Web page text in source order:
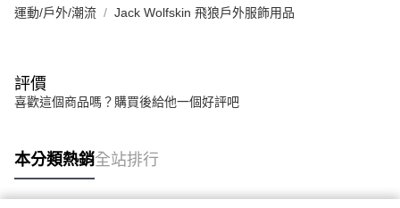
運動/戶外/潮流 Jack Wolfskin 飛狼戶外服飾用品
評價
喜歡這個商品嗎？購買後給他一個好評吧
本分類熱銷全站排行